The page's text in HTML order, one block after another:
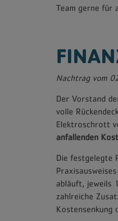
Team gerne für
Nachtrag vom
Der Vorstand
volle
Elektroschrott
anfallenden
Die festgelegte
abläuft, jeweils
zahlreiche
Kostensenkung